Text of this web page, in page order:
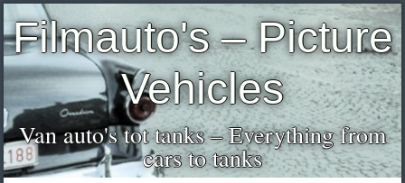
Filmauto's – Picture
Vehicles
Van auto's tot tanks – Everything from
cars to tanks